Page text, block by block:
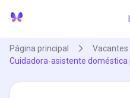
Página principal
Vacantes
Cuidadora-asistente